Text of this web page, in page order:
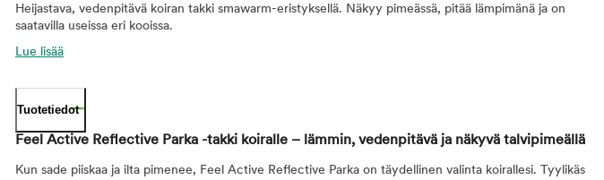
Heijastava, vedenpitävä koiran takki smawarm-eristyksellä. Näkyy pimeässä, pitää lämpimänä ja on
saatavilla useissa eri kooissa.
Lue lisää
Tuotetiedot
Feel Active Reflective Parka -takki koiralle – lämmin, vedenpitävä ja näkyvä talvipimeällä
Kun sade piiskaa ja ilta pimenee, Feel Active Reflective Parka on täydellinen valinta koirallesi. Tyylikäs